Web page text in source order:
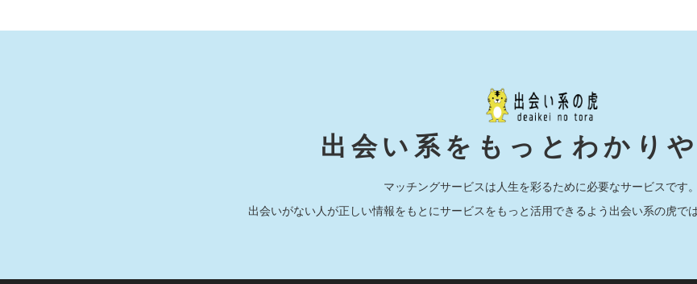
出会い系をもっとわかりや
マッチングサービスは人生を彩るために必要なサービスです。
出会いがない人が正しい情報をもとにサービスをもっと活用できるよう出会い系の虎で